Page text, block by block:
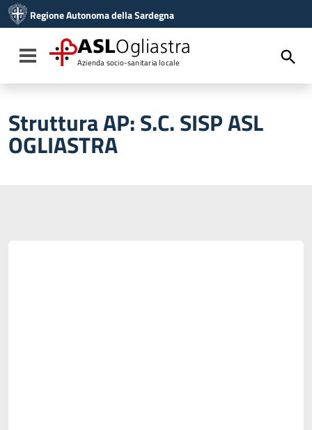
Vai al menu di navigazione
Vai al footer
Regione Autonoma della Sardegna
Toggle navigation
ASLOgliastra
Azienda socio-sanitaria locale
Struttura AP:S.C. SISP ASL
OGLIASTRA